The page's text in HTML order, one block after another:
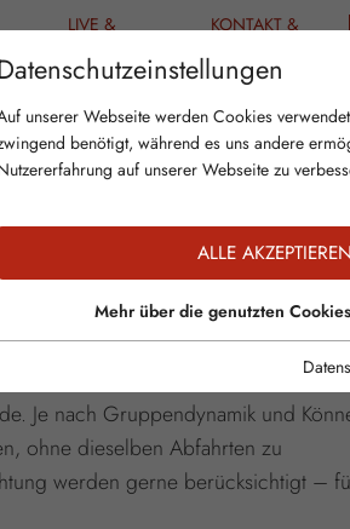
LIVE &
KONTAKT &
Lift aus nicht erreichbar sind –
Je nach Gruppendynamik und
ohne dieselben Abfahrten zu
werden gerne berücksichtigt –
unserer Webseite werden Cookies
benötigt, während es uns andere
auf unserer Webseite zu
ALLE AKZEPTIEREN
Mehr über die genutzten